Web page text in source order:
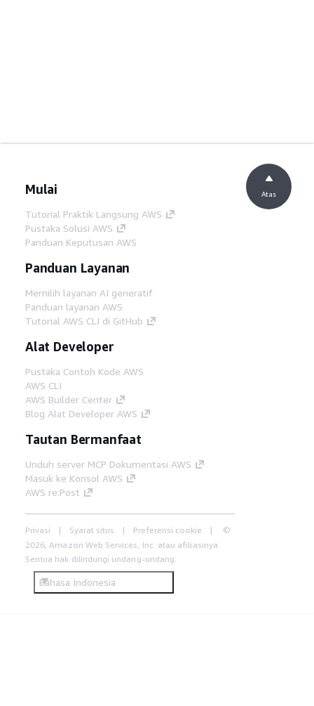
Mulai
Tutorial Praktik Langsung AWS
Pustaka Solusi AWS
Panduan Keputusan AWS
Panduan Layanan
Memilih layanan AI generatif
Panduan layanan AWS
Tutorial AWS CLI di GitHub
Alat Developer
Pustaka Contoh Kode AWS
AWS CLI
AWS Builder Center
Blog Alat Developer AWS
Tautan Bermanfaat
Unduh server MCP Dokumentasi AWS
Masuk ke Konsol AWS
AWS re:Post
Privasi Syarat situs Preferensi cookie
©
2026, Amazon Web Services, Inc. atau afiliasinya.
Semua hak dilindungi undang-undang.
Bahasa Indonesia
Atas